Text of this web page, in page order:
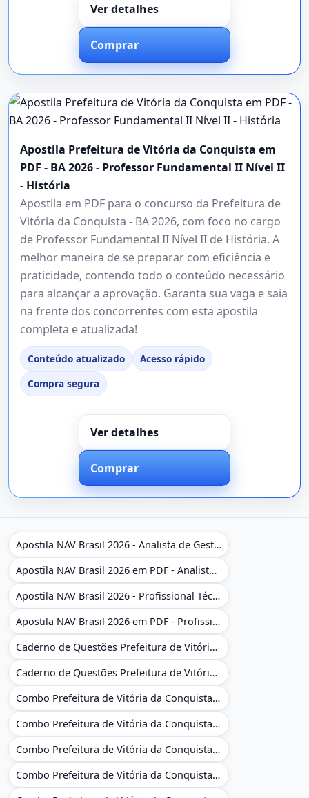
Ver detalhes
Comprar
Apostila Prefeitura de Vitória da Conquista em
PDF - BA 2026 - Professor Fundamental II Nível II
- História
Apostila em PDF para o concurso da Prefeitura de
Vitória da Conquista - BA 2026, com foco no cargo
de Professor Fundamental II Nível II de História. A
melhor maneira de se preparar com eficiência e
praticidade, contendo todo o conteúdo necessário
para alcançar a aprovação. Garanta sua vaga e saia
na frente dos concorrentes com esta apostila
completa e atualizada!
Conteúdo atualizado
Acesso rápido
Compra segura
Ver detalhes
Comprar
Apostila NAV Brasil 2026 - Analista de Gestão
Apostila NAV Brasil 2026 em PDF - Analista de Gestão
Apostila NAV Brasil 2026 - Profissional Técnico de Navegação Aérea - Operador de Torre de Controle
Apostila NAV Brasil 2026 em PDF - Profissional Técnico de Navegação Aérea - Operador de Torre de Controle
Caderno de Questões Prefeitura de Vitória da Conquista - BA - Conhecimentos Gerais - 450 Questões Gabaritadas
Caderno de Questões Prefeitura de Vitória da Conquista em PDF - BA - Conhecimentos Gerais - 450 Questões Gabaritadas
Combo Prefeitura de Vitória da Conquista - BA 2026 - Monitor Escolar (Educação Infantil e Cobertura das AC'S)
Combo Prefeitura de Vitória da Conquista - BA 2026 - Monitor Escolar (Educação Infantil e Cobertura das AC'S)
Combo Prefeitura de Vitória da Conquista - BA 2026 - Monitor Escolar (Suporte às Crianças com Deficiência)
Combo Prefeitura de Vitória da Conquista - BA 2026 - Monitor Escolar (Suporte às Crianças com Deficiência)